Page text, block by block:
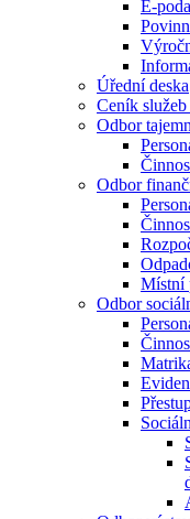
E-
Úřední deska
Ceník
Odbor
Odbor
Místní
Odbor